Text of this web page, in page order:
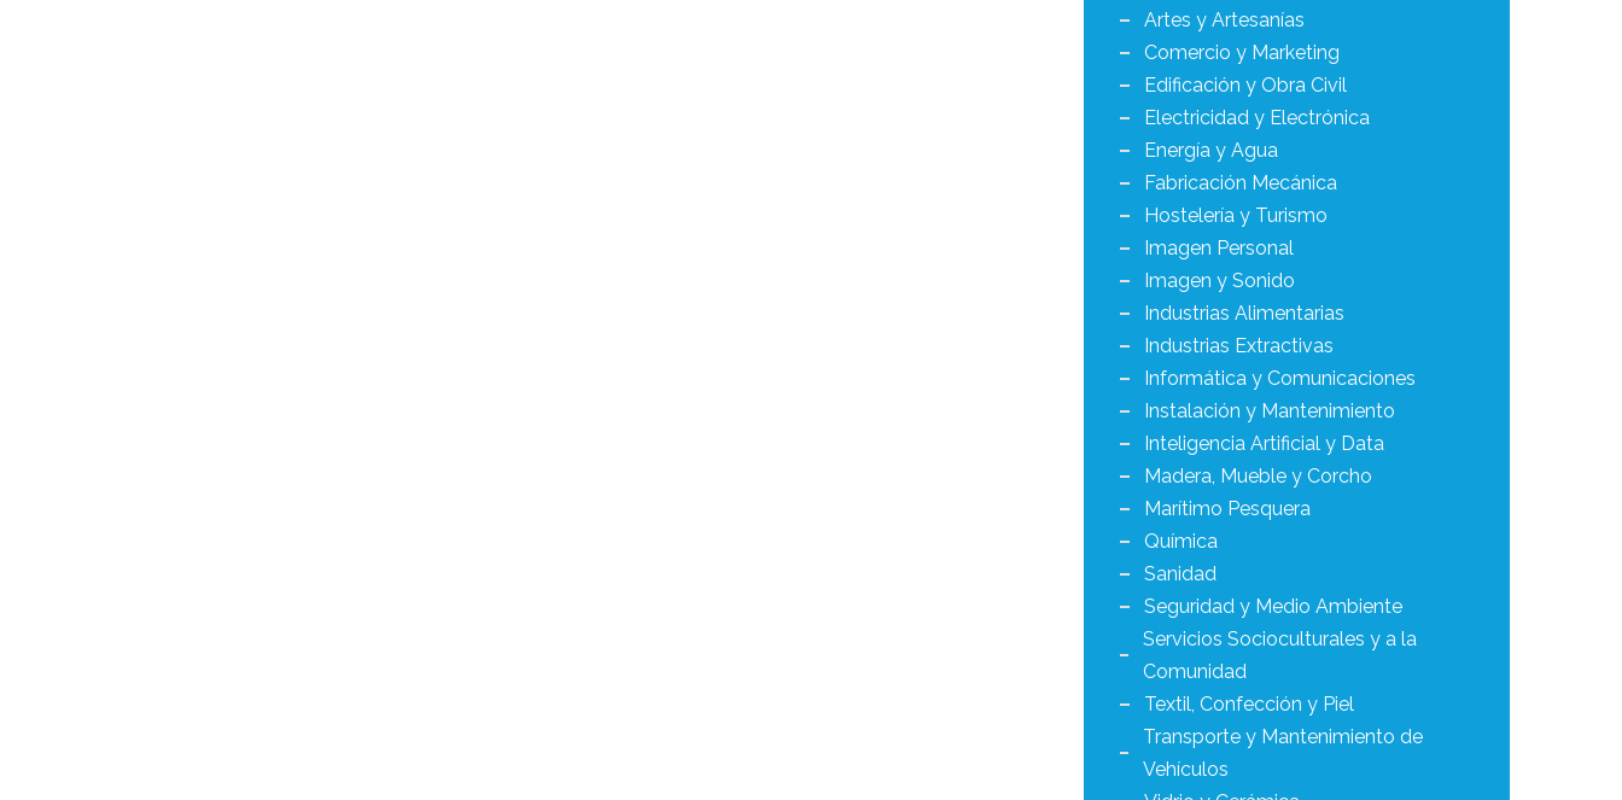
Artes y Artesanías
Comercio y Marketing
Edificación y Obra Civil
Electricidad y Electrónica
Energía y Agua
Fabricación Mecánica
Hostelería y Turismo
Imagen Personal
Imagen y Sonido
Industrias Alimentarias
Industrias Extractivas
Informática y Comunicaciones
Instalación y Mantenimiento
Inteligencia Artificial y Data
Madera, Mueble y Corcho
Marítimo Pesquera
Química
Sanidad
Seguridad y Medio Ambiente
Servicios Socioculturales y a la
Comunidad
Textil, Confección y Piel
Transporte y Mantenimiento de
Vehículos